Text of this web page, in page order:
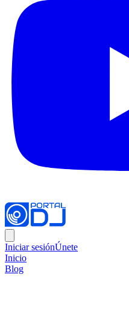
Iniciar sesiónÚnete
Inicio
Blog